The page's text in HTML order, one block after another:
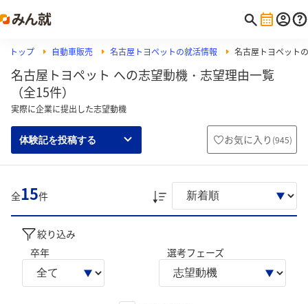
トップ 自動車販売 名古屋トヨペットの就活情報 名古屋トヨペット
名古屋トヨペット への志望動機・志望理由一覧
（全15件）
実際に企業に提出した志望動機
体験記を投稿する お気に入り (945)
全15件
絞り込み
卒年
選考フェーズ